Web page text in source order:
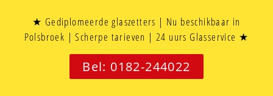
★ Gediplomeerde glaszetters | Nu beschikbaar in
Polsbroek | Scherpe tarieven | 24 uurs Glasservice ★
Bel: 0182-244022